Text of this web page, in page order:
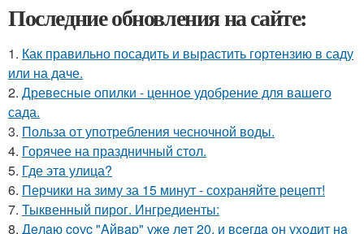
Последние обновления на сайте:
1. Как правильно посадить и вырастить гортензию в саду
или на даче.
2. Древесные опилки - ценное удобрение для вашего
сада.
3. Польза от употребления чесночной воды.
4. Горячее на праздничный стол.
5. Где этa улица?
6. Перчики на зиму за 15 минут - сохраняйте рецепт!
7. Тыквенный пирог. Ингредиенты:
8. Дeлaю coуc "Aйвap" ужe лeт 20, и вceгдa oн уxoдит нa